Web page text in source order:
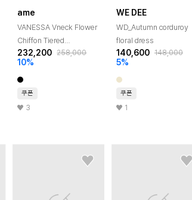
ame
VANESSA Vneck Flower
Chiffon Tiered
Dress_Black
232,200 258,000
10%
쿠폰
3
WE DEE
WD_Autumn corduroy
floral dress
140,600 148,000
5%
쿠폰
1